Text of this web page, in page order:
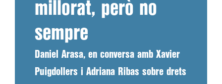
millorat, però no
sempre
Daniel Arasa, en conversa amb Xavier
Puigdollers i Adriana Ribas sobre drets